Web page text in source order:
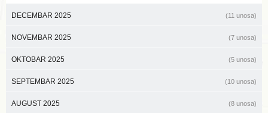
DECEMBAR 2025 (11 unosa)
NOVEMBAR 2025 (7 unosa)
OKTOBAR 2025 (5 unosa)
SEPTEMBAR 2025 (10 unosa)
AUGUST 2025 (8 unosa)